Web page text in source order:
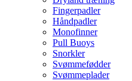
Fingerpadler
Håndpadler
Monofinner
Pull Buoys
Snorkler
Svømmefødder
Svømmeplader